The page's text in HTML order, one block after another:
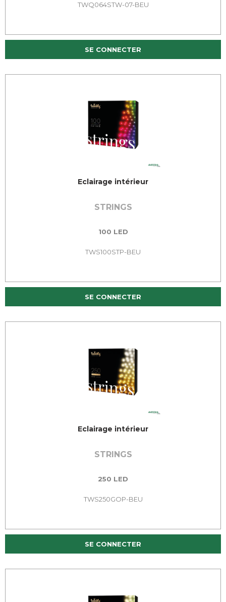
TWQ064STW-07-BEU
SE CONNECTER
Eclairage intérieur
STRINGS
100 LED
TWS100STP-BEU
SE CONNECTER
Eclairage intérieur
STRINGS
250 LED
TWS250GOP-BEU
SE CONNECTER